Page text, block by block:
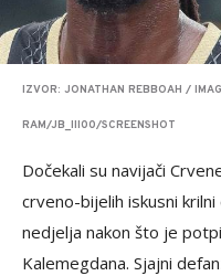
IZVOR: JONATHAN REBBOAH /
RAM/JB_III00/SCREENSHOT
Dočekali su navijači
crveno-bijelih iskusni
nedjelja nakon što je
Kalemegdana. Sjajni